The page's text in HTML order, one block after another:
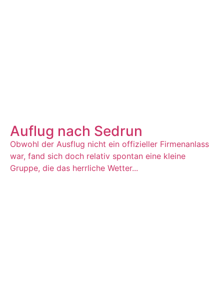
Auflug nach Sedrun
Obwohl der Ausflug nicht ein offizieller Firmenanlass
war, fand sich doch relativ spontan eine kleine
Gruppe, die das herrliche Wetter...